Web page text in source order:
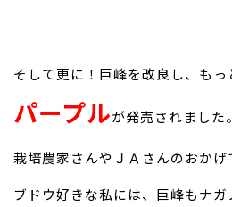
そして更に！巨峰を改良し、もっ
パープルが発売されました。
栽培農家さんやＪＡさんのおかげ
ブドウ好きな私には、巨峰もナ